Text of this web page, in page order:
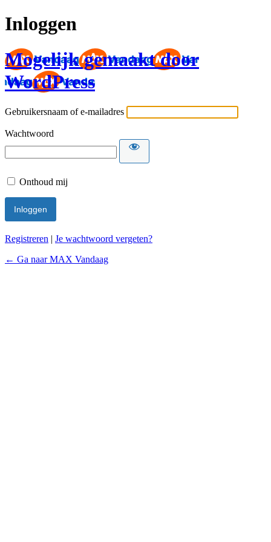
Inloggen
Mogelijk gemaakt door
WordPress
Gebruikersnaam of e-mailadres
Wachtwoord
Onthoud mij
Registreren | Je wachtwoord vergeten?
← Ga naar MAX Vandaag